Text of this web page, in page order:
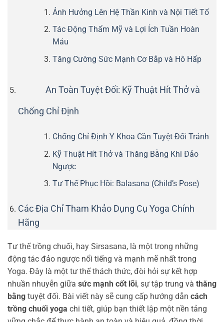
Ảnh Hưởng Lên Hệ Thần Kinh và Nội Tiết Tố
Tác Động Thẩm Mỹ và Lợi Ích Tuần Hoàn
Máu
Tăng Cường Sức Mạnh Cơ Bắp và Hô Hấp
An Toàn Tuyệt Đối: Kỹ Thuật Hít Thở và
Chống Chỉ Định
Chống Chỉ Định Y Khoa Cần Tuyệt Đối Tránh
Kỹ Thuật Hít Thở và Thăng Bằng Khi Đảo
Ngược
Tư Thế Phục Hồi: Balasana (Child’s Pose)
Các Địa Chỉ Tham Khảo Dụng Cụ Yoga Chính
Hãng
Tư thế trồng chuối, hay Sirsasana, là một trong những
động tác đảo ngược nổi tiếng và mạnh mẽ nhất trong
Yoga. Đây là một tư thế thách thức, đòi hỏi sự kết hợp
nhuần nhuyễn giữa sức mạnh cốt lõi, sự tập trung và thăng
bằng tuyệt đối. Bài viết này sẽ cung cấp hướng dẫn cách
trồng chuối yoga chi tiết, giúp bạn thiết lập một nền tảng